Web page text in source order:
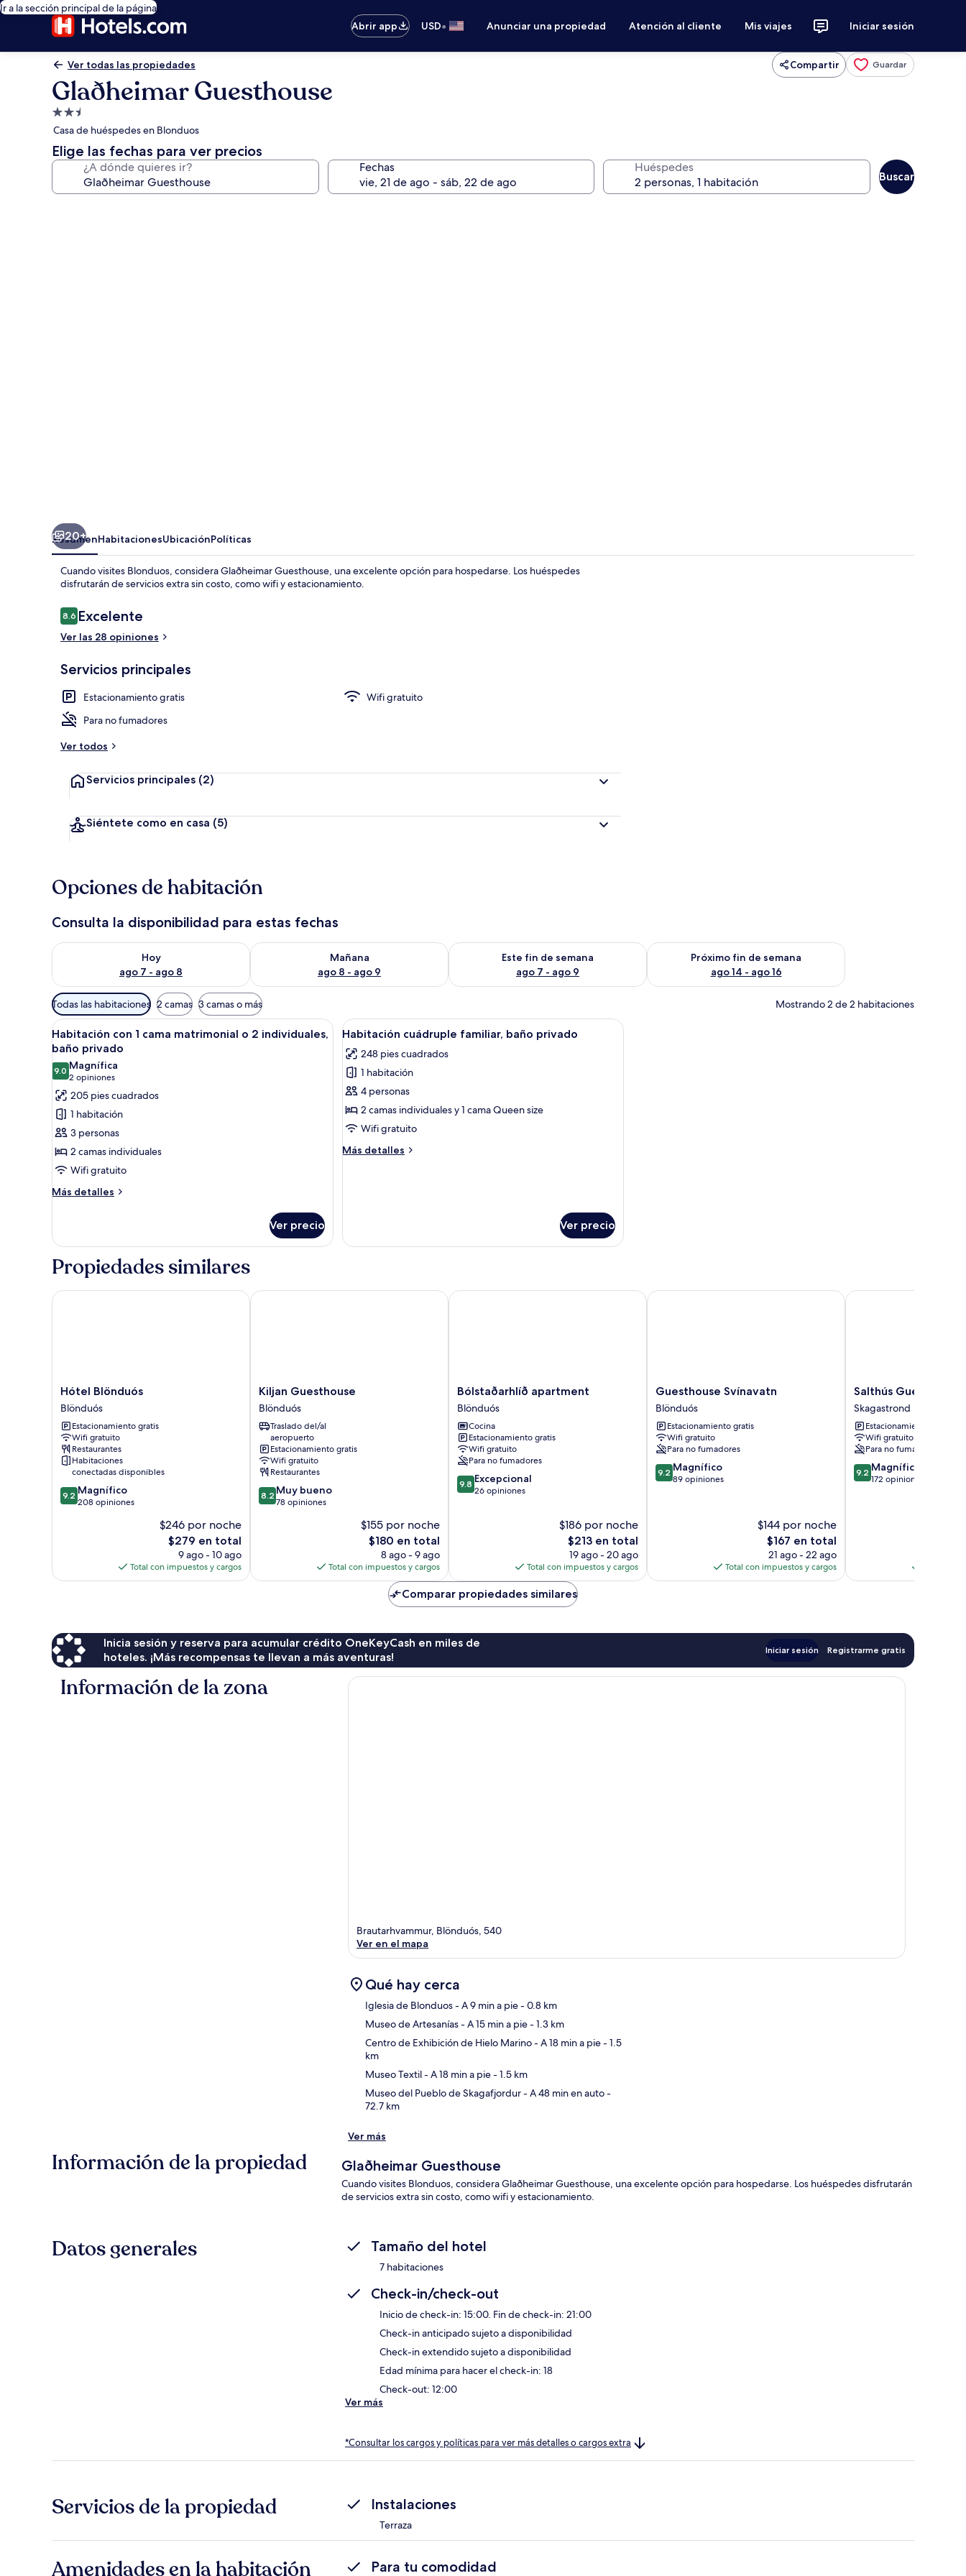
Ir a la sección principal de la página
Abrir app
USD• Anunciar una propiedad Atención al cliente Mis viajes Iniciar sesión
Ver todas las propiedades Compartir Guardar
Glaðheimar Guesthouse
Propiedad
de
2.5
estrellas
Casa de huéspedes en Blonduos
Elige las fechas para ver precios
¿A dónde quieres ir? Fechas Huéspedes
Buscar
Vista frontal de la propiedad
20+
ResumenHabitacionesUbicaciónPolíticas
Cuando visites Blonduos, considera Glaðheimar Guesthouse, una excelente opción para hospedarse. Los huéspedes
disfrutarán de servicios extra sin costo, como wifi y estacionamiento.
Opiniones
8.68.6 de 10,
Excelente
Ver las 28 opiniones
Servicios principales
Estacionamiento gratis
Wifi gratuito
Para no fumadores
Ver todos
Servicios principales (2)
Siéntete como en casa (5)
Opciones de habitación
Consulta la disponibilidad para estas fechas
Hoy
ago 7 - ago 8
Consulta la disponibilidad para hoy ago 7 - ago 8
Mañana
ago 8 - ago 9
Consulta la disponibilidad para mañana ago 8 - ago 9
Este fin de semana
ago 7 - ago 9
Consulta la disponibilidad para este fin de semana ago 7 - ago 9
Próximo fin de semana
ago 14 - ago 16
Consulta la disponibilidad para el próximo fin de semana ago
Filtros
disponibles
para
las
habitaciones
Todas las habitaciones 2 camas 3 camas o más Mostrando 2 de 2 habitaciones
Abrir
todas
las
fotos
de
Habitación
con
1
cama
matrimonial
o
baño
privado
Una habitación con dos camas, un escritorio, dos sillas y una lámpara.
6
Habitación con 1 cama matrimonial o 2 individuales,
baño privado
9.09.0 de 10
Magnífica
2 opiniones
(2
opiniones)
205 pies cuadrados
1 habitación
3 personas
2 camas individuales
Wifi gratuito
Más detalles
Más
con
cama
matrimonial
o
Ver precio
Abrir
todas
las
fotos
de
Habitación
cuádruple
baño
Una habitación de cabaña de madera con dos camas, un banco y una ventana.
7
Habitación cuádruple familiar, baño privado
248 pies cuadrados
1 habitación
4 personas
2 camas individuales y 1 cama Queen size
Wifi gratuito
Más detalles
Más
privado
Ver precio
Propiedades similares
Hótel
Blönduós
Blönduós
Hótel Blönduós
Blönduós
Estacionamiento gratis
Wifi gratuito
Restaurantes
Habitaciones
conectadas disponibles
9.2
de
9.2 Magnífico
208 opiniones
$246 por noche
El
precio
actual
es
$279 en total
9 ago - 10 ago
Total con impuestos y cargos
Hótel Blönduós
Kiljan
Guesthouse
Blönduós
Kiljan Guesthouse
Blönduós
Traslado del/al
aeropuerto
Estacionamiento gratis
Wifi gratuito
Restaurantes
8.2
de
8.2 Muy bueno
78 opiniones
$155 por noche
El
precio
actual
es
$180 en total
8 ago - 9 ago
Total con impuestos y cargos
Kiljan Guesthouse
Bólstaðarhlíð
apartment
Blönduós
Bólstaðarhlíð apartment
Blönduós
Cocina
Estacionamiento gratis
Wifi gratuito
Para no fumadores
9.8
de
9.8 Excepcional
26 opiniones
$186 por noche
El
precio
actual
es
de
$213
$213 en total
19 ago - 20 ago
Total con impuestos y cargos
Bólstaðarhlíð apartment
Guesthouse
Svínavatn
Blönduós
Guesthouse Svínavatn
Blönduós
Estacionamiento gratis
Wifi gratuito
Para no fumadores
9.2
de
9.2 Magnífico
89 opiniones
$144 por noche
El
precio
actual
es
$167 en total
21 ago - 22 ago
Total con impuestos y cargos
Guesthouse Svínavatn
Salthús
Guesthouse
Skagastrond
Salthús Guesthouse
Skagastrond
Estacionamiento gratis
Wifi gratuito
Para no fumadores
9.2
de
9.2 Magnífico
172 opiniones
Salthús Guesthouse
Comparar propiedades similares
Inicia sesión y reserva para acumular crédito OneKeyCash en miles de
hoteles. ¡Más recompensas te llevan a más aventuras!
Iniciar sesión Registrarme gratis
Información de la zona
Brautarhvammur, Blönduós, 540
Ver en el mapa
Qué hay cerca
Iglesia de Blonduos- A 9 min a pie- 0.8 km
Museo de Artesanías- A 15 min a pie- 1.3 km
Centro de Exhibición de Hielo Marino- A 18 min a pie- 1.5
km
Museo Textil- A 18 min a pie- 1.5 km
Museo del Pueblo de Skagafjordur- A 48 min en auto-
72.7 km
Ver más
Información de la propiedad Glaðheimar Guesthouse
Cuando visites Blonduos, considera Glaðheimar Guesthouse, una excelente opción para hospedarse. Los huéspedes disfrutarán
de servicios extra sin costo, como wifi y estacionamiento.
Datos generales Tamaño del hotel
7 habitaciones
Check-in/check-out
Inicio de check-in: 15:00. Fin de check-in: 21:00
Check-in anticipado sujeto a disponibilidad
Check-in extendido sujeto a disponibilidad
Edad mínima para hacer el check-in: 18
Check-out: 12:00
Ver más
*Consultar los cargos y políticas para ver más detalles o cargos extra
Servicios de la propiedad Instalaciones
Terraza
Amenidades en la habitación Para tu comodidad